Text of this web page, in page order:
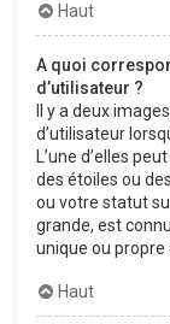
Haut
A quoi
d’utilisateur ?
Il y a deux
d’utilisateur
L’une d’elles
des étoiles ou
ou votre statut
grande, est
unique ou propre
Haut